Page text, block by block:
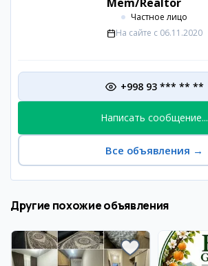
Частное лицо
На сайте с 06.11.2020
+998 93 *** ** **
Написать сообщение...
Все объявления →
Другие похожие объявления